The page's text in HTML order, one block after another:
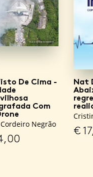
De Cima -
Com
Negrão
Nat
€